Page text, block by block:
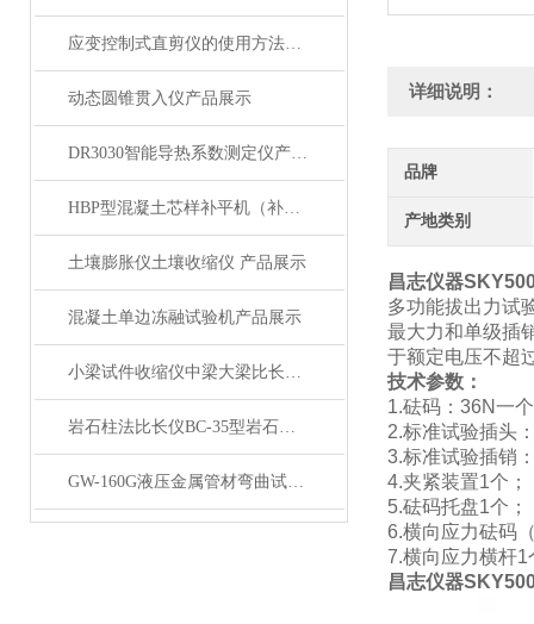
应变控制式直剪仪的使用方法和注意事项
动态圆锥贯入仪产品展示
DR3030智能导热系数测定仪产品展示
HBP型混凝土芯样补平机（补平器）产品展示
土壤膨胀仪土壤收缩仪 产品展示
混凝土单边冻融试验机产品展示
小梁试件收缩仪中梁大梁比长仪产品简介
岩石柱法比长仪BC-35型岩石柱法测长仪产品展示
GW-160G液压金属管材弯曲试验机展示
详细说明：
品牌
产地类别
昌志仪器
多功能拔出力试
最大力和单级插
于额定电压不超
技术参数：
1.砝码：36N一
2.标准试验插头
3.标准试验插销
4.夹紧装置1个；
5.砝码托盘1个；
6.横向应力砝码
7.横向应力横杆1
昌志仪器